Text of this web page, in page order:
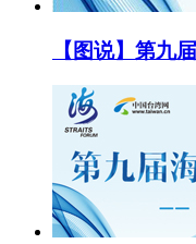
【图说】第九